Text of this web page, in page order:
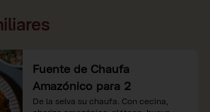
Fuente de Chaufa
Amazónico para 2
De la selva su chaufa. Con cecina,